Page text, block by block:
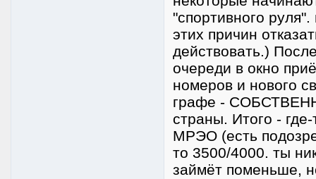
"спортивного
этих причин
действовать.)
очереди в окно
номеров и нового
графе -
страны. Итого -
МРЭО (есть
то 3500/4000. ты
займёт поменьше,